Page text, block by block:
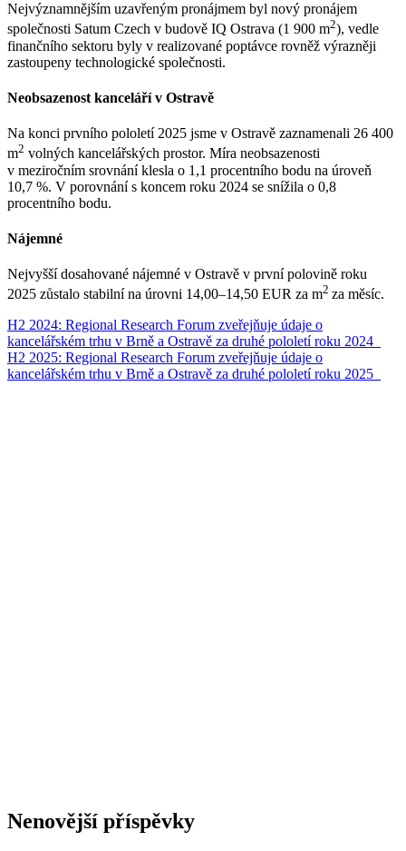
Nejvýznamnějším uzavřeným pronájmem byl nový pronájem
společnosti Satum Czech v budově IQ Ostrava (1 900 m2), vedle
finančního sektoru byly v realizované poptávce rovněž výrazněji
zastoupeny technologické společnosti.
Neobsazenost kanceláří v Ostravě
Na konci prvního pololetí 2025 jsme v Ostravě zaznamenali 26 400
m2 volných kancelářských prostor. Míra neobsazenosti
v meziročním srovnání klesla o 1,1 procentního bodu na úroveň
10,7 %. V porovnání s koncem roku 2024 se snížila o 0,8
procentního bodu.
Nájemné
Nejvyšší dosahované nájemné v Ostravě v první polovině roku
2025 zůstalo stabilní na úrovni 14,00–14,50 EUR za m2 za měsíc.
Navigace
pro
příspěvek
H2 2024: Regional Research Forum zveřejňuje údaje o
kancelářském trhu v Brně a Ostravě za druhé pololetí roku 2024
H2 2025: Regional Research Forum zveřejňuje údaje o
kancelářském trhu v Brně a Ostravě za druhé pololetí roku 2025
Nenovější příspěvky